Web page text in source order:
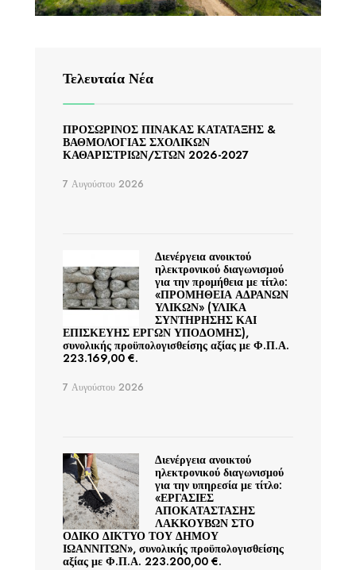
Τελευταία Νέα
ΠΡΟΣΩΡΙΝΟΣ ΠΙΝΑΚΑΣ ΚΑΤΑΤΑΞΗΣ &
ΒΑΘΜΟΛΟΓΙΑΣ ΣΧΟΛΙΚΩΝ
ΚΑΘΑΡΙΣΤΡΙΩΝ/ΣΤΩΝ 2026-2027
7 Αυγούστου 2026
Διενέργεια ανοικτού
ηλεκτρονικού διαγωνισμού
για την προμήθεια με τίτλο:
«ΠΡΟΜΗΘΕΙΑ ΑΔΡΑΝΩΝ
ΥΛΙΚΩΝ» (ΥΛΙΚΑ
ΣΥΝΤΗΡΗΣΗΣ ΚΑΙ
ΕΠΙΣΚΕΥΗΣ ΕΡΓΩΝ ΥΠΟΔΟΜΗΣ),
συνολικής προϋπολογισθείσης αξίας με Φ.Π.Α.
223.169,00 €.
7 Αυγούστου 2026
Διενέργεια ανοικτού
ηλεκτρονικού διαγωνισμού
για την υπηρεσία με τίτλο:
«ΕΡΓΑΣΙΕΣ
ΑΠΟΚΑΤΑΣΤΑΣΗΣ
ΛΑΚΚΟΥΒΩΝ ΣΤΟ
ΟΔΙΚΟ ΔΙΚΤΥΟ ΤΟΥ ΔΗΜΟΥ
ΙΩΑΝΝΙΤΩΝ», συνολικής προϋπολογισθείσης
αξίας με Φ.Π.Α. 223.200,00 €.